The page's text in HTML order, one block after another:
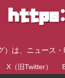
は、ニュース
X（旧Twitter）